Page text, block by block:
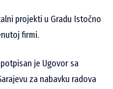
projekti u Gradu Istočno
firmi.
je Ugovor sa
za nabavku radova